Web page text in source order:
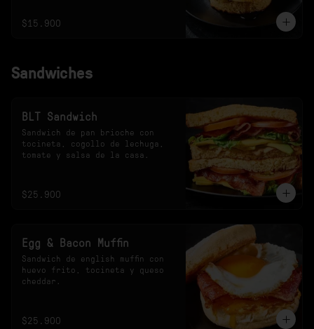
$15.900
Sandwiches
BLT Sandwich
Sandwich de pan brioche con
tocineta, cogollo de lechuga,
tomate y salsa de la casa.
$25.900
Egg & Bacon Muffin
Sandwich de english muffin con
huevo frito, tocineta y queso
cheddar.
$25.900